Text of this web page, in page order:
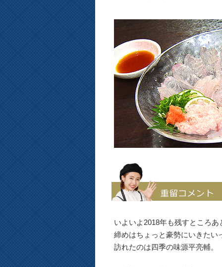
いよいよ2018年も残すところあ
締めはちょっと豪勢にいきたい
訪れたのは四季の味源平亮輔。